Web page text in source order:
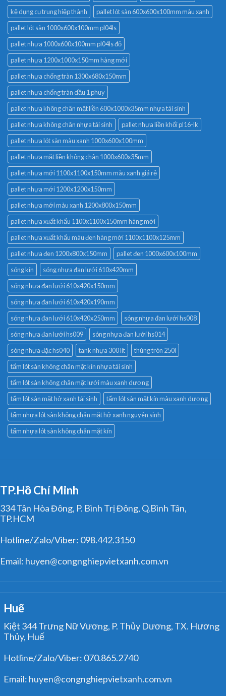
kệ dụng cụ trung hiệp thành
pallet lót sàn 600x600x100mm màu xanh
pallet lót sàn 1000x600x100mm pl04ls
pallet nhựa 1000x600x100mm pl04ls đỏ
pallet nhựa 1200x1000x150mm hàng mới
pallet nhựa chống tràn 1300x680x150mm
pallet nhựa chống tràn dầu 1 phuy
pallet nhựa không chân mặt liền 600x1000x35mm nhựa tái sinh
pallet nhựa không chân nhựa tái sinh
pallet nhựa liền khối pl16-lk
pallet nhựa lót sàn màu xanh 1000x600x100mm
pallet nhựa mặt liền không chân 1000x600x35mm
pallet nhựa mới 1100x1100x150mm màu xanh giá rẻ
pallet nhựa mới 1200x1200x150mm
pallet nhựa mới màu xanh 1200x800x150mm
pallet nhựa xuất khẩu 1100x1100x150mm hàng mới
pallet nhựa xuất khẩu màu đen hàng mới 1100x1100x125mm
pallet nhựa đen 1200x800x150mm
pallet đen 1000x600x100mm
sóng kín
sóng nhựa đan lưới 610x420mm
sóng nhựa đan lưới 610x420x150mm
sóng nhựa đan lưới 610x420x190mm
sóng nhựa đan lưới 610x420x250mm
sóng nhựa đan lưới hs008
sóng nhựa đan lưới hs009
sóng nhựa đan lưới hs014
sóng nhựa đặc hs040
tank nhựa 300 lít
thùng tròn 250l
tấm lót sàn không chân mặt kín nhựa tái sinh
tấm lót sàn không chân mặt lưới màu xanh dương
tấm lót sàn mặt hở xanh tái sinh
tấm lót sàn mặt kín màu xanh dương
tấm nhựa lót sàn không chân mặt hở xanh nguyên sinh
tấm nhựa lót sàn không chân mặt kín
TP.Hồ Chí Minh
334 Tân Hòa Đông, P. Bình Trị Đông, Q.Bình Tân,
TP.HCM
Hotline/Zalo/Viber: 098.442.3150
Email: huyen@congnghiepvietxanh.com.vn
Huế
Kiệt 344 Trưng Nữ Vương, P. Thủy Dương, TX. Hương
Thủy, Huế
Hotline/Zalo/Viber: 070.865.2740
Email: huyen@congnghiepvietxanh.com.vn